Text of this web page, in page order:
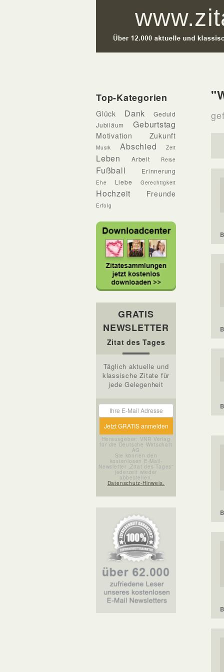
Top-Kategorien
Glück Dank
Geduld
Jubiläum
Geburtstag
Motivation Zukunft
Musik Abschied Zeit
Leben Arbeit Reise
Fußball Erinnerung
Ehe Liebe Gerechtigkeit
Hochzeit Freunde
Erfolg
GRATIS
NEWSLETTER
Zitat des Tages
Täglich aktuelle und
klassische Zitate für
jede Gelegenheit
Herausgeber: VNR Verlag
für die Deutsche Wirtschaft
AG
Sie können den
kostenlosen E-Mail-
Newsletter „Zitat des Tages“
jederzeit wieder
abbestellen.
Datenschutz-Hinweis.